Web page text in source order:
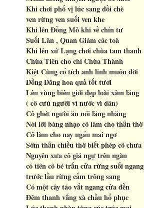
Khi chơi phố vị lúc sang đồi chè
ven rừng ven suối ven khe
Khi lên Đồng Mỏ khi về chín tư
Suối Lân , Quan Giám các toà
Khi lên xứ Lạng chơi chùa tam thanh
Chùa Tiên cho chí Chùa Thành
Kiệt Cùng cổ tích anh linh muôn đời
Đồng Đăng hoa quả tốt tươi
Lên vùng biên giới dẹp loài xâm lăng
( cô cưú người vì nước vì dân)
Cô ghét ngưòi ăn nói lăng nhăng
Nói lời báng nhạo cô làm cho thẫn thờ
Cô làm cho nay ngẩn mai ngơ
Sớm thẫn chiều thờ biết phép cô chưa
Nguyên xưa cô giá ngự trên ngàn
có tiên cô bé trấn cửa rừng suối ngang
trước lầu rừng cấm trông sang
Có một cây táo vắt ngang cửa đền
Đêm thanh vắng xà chầu hổ phục